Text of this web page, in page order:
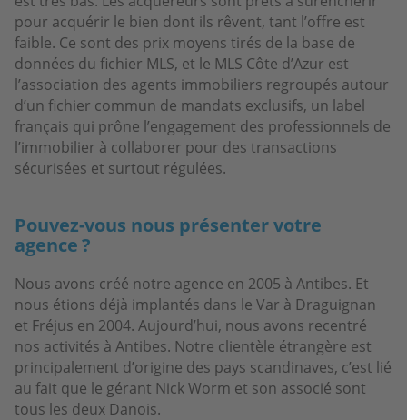
pour acquérir le bien dont ils rêvent, tant l’offre est
faible. Ce sont des prix moyens tirés de la base de
données du fichier MLS, et le MLS Côte d’Azur est
l’association des agents immobiliers regroupés autour
d’un fichier commun de mandats exclusifs, un label
français qui prône l’engagement des professionnels de
l’immobilier à collaborer pour des transactions
sécurisées et surtout régulées.
Pouvez-vous nous présenter votre
agence ?
Nous avons créé notre agence en 2005 à Antibes. Et
nous étions déjà implantés dans le Var à Draguignan
et Fréjus en 2004. Aujourd’hui, nous avons recentré
nos activités à Antibes. Notre clientèle étrangère est
principalement d’origine des pays scandinaves, c’est lié
au fait que le gérant Nick Worm et son associé sont
tous les deux Danois.